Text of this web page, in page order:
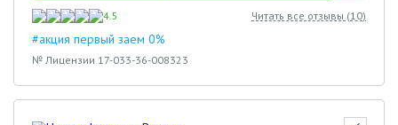
4.5 Читать все отзывы (10)
#акция первый заем 0%
№ Лицензии 17-033-36-008323